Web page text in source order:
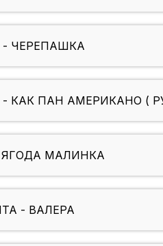
- ЧЕРЕПАШКА
- КАК ПАН АМЕРИКАНО (
ЯГОДА МАЛИНКА
- ВАЛЕРА